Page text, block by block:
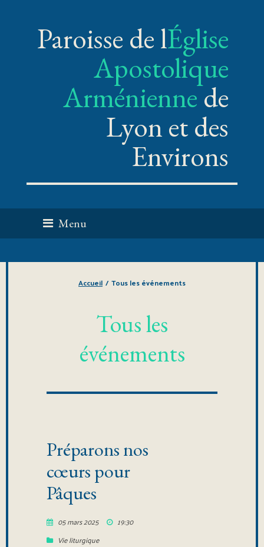
Paroisse de lÉglise
Apostolique
Arméniennede
Lyon et des
Environs
Menu
Accueil / Tous les événements
Tous les
événements
Préparons nos
cœurs pour
Pâques
05 mars 2025
19:30
Vie liturgique